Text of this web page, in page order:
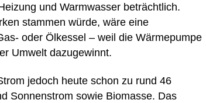
und Warmwasser beträchtlich.
stammen würde, wäre eine
oder Ölkessel – weil die Wärmepumpe
Umwelt dazugewinnt.
jedoch heute schon zu rund 46
Sonnenstrom sowie Biomasse. Das